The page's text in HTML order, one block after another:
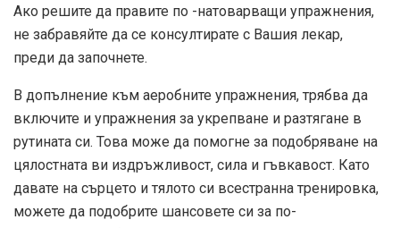
Ако решите да правите по -натоварващи упражнения,
не забравяйте да се консултирате с Вашия лекар,
преди да започнете.
В допълнение към аеробните упражнения, трябва да
включите и упражнения за укрепване и разтягане в
рутината си. Това може да помогне за подобряване на
цялостната ви издръжливост, сила и гъвкавост. Като
давате на сърцето и тялото си всестранна тренировка,
можете да подобрите шансовете си за по-